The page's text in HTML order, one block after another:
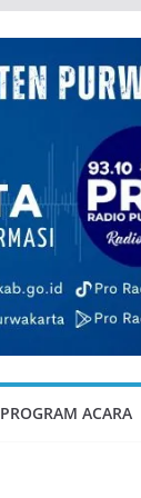
PROGRAM ACARA